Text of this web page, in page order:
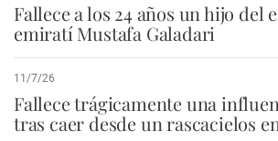
Fallece a los 24 años un hijo del
emiratí Mustafa Galadari
11/7/26
Fallece trágicamente una
tras caer desde un rascacielos